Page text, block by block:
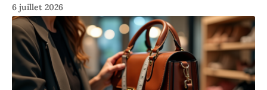
6 juillet 2026